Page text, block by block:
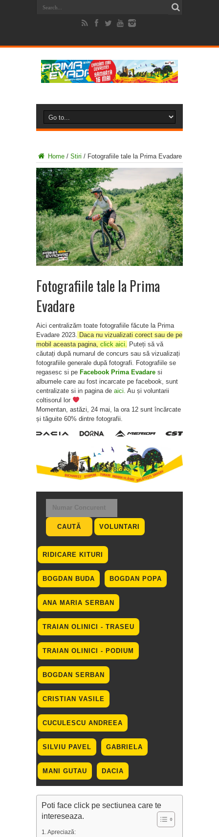
Home / Stiri / Fotografiile tale la Prima Evadare
Fotografiile tale la Prima
Evadare
Aici centralizăm toate fotografiile făcute la Prima
Evadare 2023. Daca nu vizualizati corect sau de pe
mobil aceasta pagina, click aici
Puteți să vă
căutați după numarul de concurs sau să vizualizați
fotografiile generale după fotografi. Fotografiile se
regasesc si pe Facebook Prima Evadare si
albumele care au fost incarcate pe facebook, sunt
centralizate si in pagina de aici. Au și voluntarii
coltisorul lor
Momentan, astăzi, 24 mai, la ora 12 sunt încărcate
și tăguite 60% dintre fotografii.
Poti face click pe sectiunea care te
intereseaza.
Apreciază: